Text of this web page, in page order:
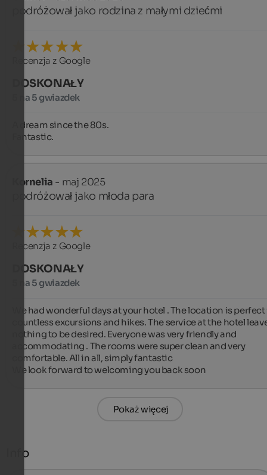
podróżował jako rodzina z małymi dziećmi
Recenzja z Google
DOSKONAŁY
5 na 5 gwiazdek
A dream since the 80s.
Fantastic.
Kornelia - maj 2025
podróżował jako młoda para
Recenzja z Google
DOSKONAŁY
5 na 5 gwiazdek
We had wonderful days at your hotel . The location is
countless excursions and hikes. The service at the hotel
nothing to be desired. Everyone was very friendly and
accommodating . The rooms were super clean and very
comfortable. All in all, simply fantastic
We look forward to welcoming you back soon
Pokaż więcej
Info